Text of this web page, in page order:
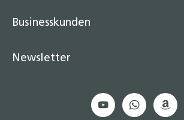
Businesskunden
Newsletter